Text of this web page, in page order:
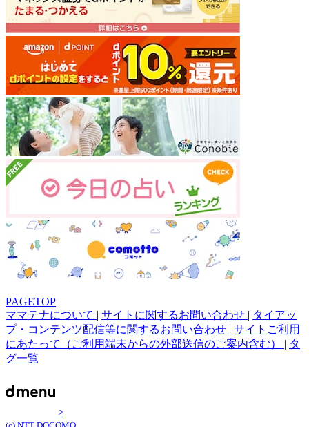
PAGETOP
ママテナについて | サイトに関するお問い合わせ | タイアッ
プ・コンテンツ配信等に関するお問い合わせ | サイトご利用
にあたって（ご利用端末からの外部送信のご案内含む） | タ
グ一覧
>